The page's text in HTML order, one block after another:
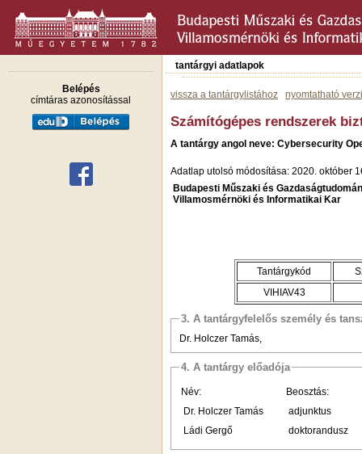
Belépés
címtáras azonosítással
tantárgyi adatlapok
vissza a tantárgylistához nyomtatható
Számítógépes rendszerek
A tantárgy angol neve: Cybersecurity
Adatlap utolsó módosítása: 2020. október
Budapesti Műszaki és
Villamosmérnöki és Informatikai Kar
Tantárgykód
VIHIAV43
3. A tantárgyfelelős személy és
Dr. Holczer Tamás,
4. A tantárgy előadója
Név:
Beosztás:
Dr. Holczer Tamás
adjunktus
Ládi Gergő
doktorandusz